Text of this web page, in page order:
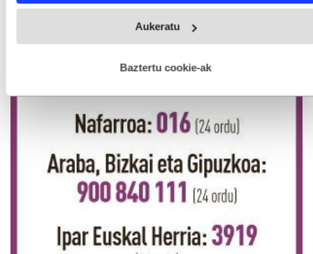
fitxategiak erabiltzen ditu. Zure esperientzia eta zerbitzuak
esplizitua ematen diguzu.Gehiago irakurri
Aukeratu
Baztertu cookie-ak